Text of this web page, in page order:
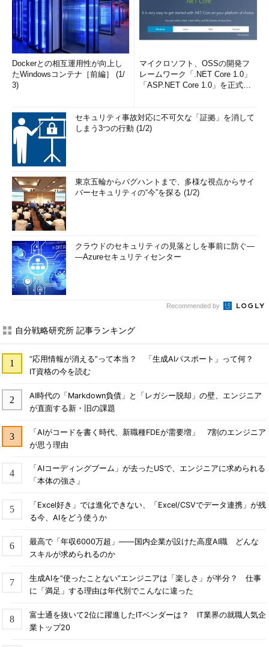
Dockerとの相互運用性が向上し
たWindowsコンテナ［前編］ (1/
3)
マイクロソフト、OSSの開発フ
レームワーク「.NET Core 1.0」
「ASP.NET Core 1.0」を正式リ
セキュリティ事故対応に不可欠な「証拠」を消して
しまう3つの行動 (1/2)
東京五輪からバグハントまで、多様な視点からサイ
バーセキュリティの“今”を探る (1/2)
クラウドのセキュリティの見落としを事前に防ぐ―
―Azureセキュリティセンター
Recommended by
自分戦略研究所 記事ランキング
“応用情報が消える”って本当？ 「生成AIパスポート」って何？
IT資格の今を読む
AI時代の「Markdown負債」と「レガシー脱却」の壁、エンジニア
が直面する新・旧の課題
「AIがコードを書く時代、新職種FDEが需要増」 7割のエンジニア
が思う理由
「AIコーディングブーム」が去ったUSで、エンジニアに求められる
「本体の強さ」
「Excel好き」では進化できない、「Excel/CSVでデータ連携」が残
る今、AIをどう使うか
最高で「年収6000万超」――国内企業が設けた高度AI職 どんな
スキルが求められるのか
生成AIを“使ったことない”エンジニアは「楽しさ」が半分？ 仕事
に「満足」する理由は年代別でこんなに違った
富士通を抜いて2位に躍進したITベンダーは？ IT業界の就職人気企
業トップ20